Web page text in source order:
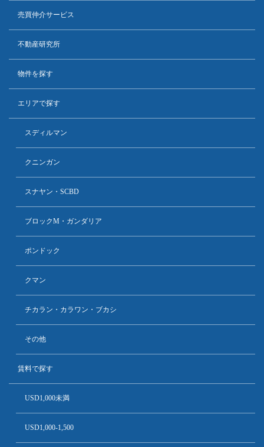
売買仲介サービス
不動産研究所
物件を探す
エリアで探す
スディルマン
クニンガン
スナヤン・SCBD
ブロックM・ガンダリア
ポンドック
クマン
チカラン・カラワン・ブカシ
その他
賃料で探す
USD1,000未満
USD1,000-1,500